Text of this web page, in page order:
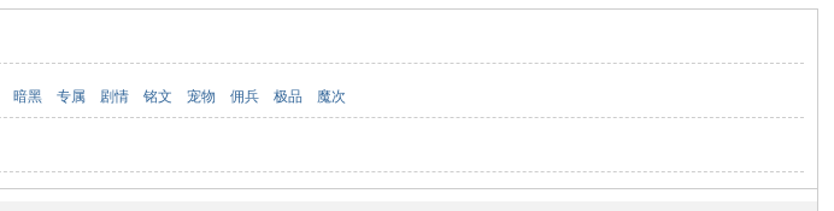
暗黑 专属 剧情 铭文 宠物 佣兵 极品 魔次